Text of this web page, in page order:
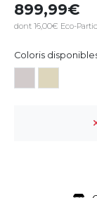
899,99
dont 16,00€ Eco-
Coloris